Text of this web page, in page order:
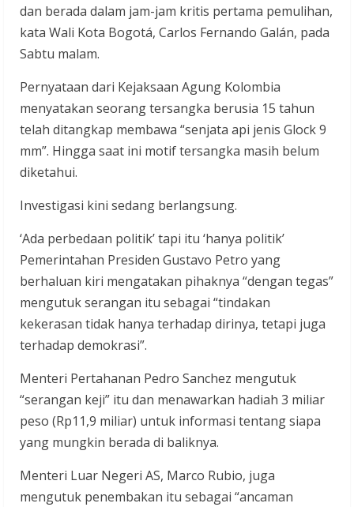
dan berada dalam jam-jam kritis pertama pemulihan,
kata Wali Kota Bogotá, Carlos Fernando Galán, pada
Sabtu malam.
Pernyataan dari Kejaksaan Agung Kolombia
menyatakan seorang tersangka berusia 15 tahun
telah ditangkap membawa “senjata api jenis Glock 9
mm”. Hingga saat ini motif tersangka masih belum
diketahui.
Investigasi kini sedang berlangsung.
‘Ada perbedaan politik’ tapi itu ‘hanya politik’
Pemerintahan Presiden Gustavo Petro yang
berhaluan kiri mengatakan pihaknya “dengan tegas”
mengutuk serangan itu sebagai “tindakan
kekerasan tidak hanya terhadap dirinya, tetapi juga
terhadap demokrasi”.
Menteri Pertahanan Pedro Sanchez mengutuk
“serangan keji” itu dan menawarkan hadiah 3 miliar
peso (Rp11,9 miliar) untuk informasi tentang siapa
yang mungkin berada di baliknya.
Menteri Luar Negeri AS, Marco Rubio, juga
mengutuk penembakan itu sebagai “ancaman